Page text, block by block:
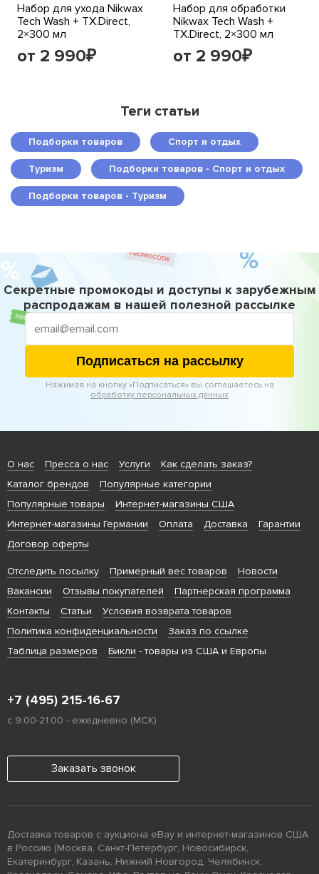
Набор для ухода Nikwax
Tech Wash + TX.Direct,
2×300 мл
от 2 990₽
Набор для обработки
Nikwax Tech Wash +
TX.Direct, 2×300 мл
от 2 990₽
Теги статьи
Подборки товаров Спорт и отдых
Туризм Подборки товаров - Спорт и отдых
Подборки товаров - Туризм
Секретные промокоды и доступы к зарубежным
распродажам в нашей полезной рассылке
Подписаться на рассылку
Нажимая на кнопку «Подписаться» вы соглашаетесь на
обработку персональных данных
О нас Пресса о нас Услуги
Как сделать заказ?
Каталог брендов
Популярные категории
Популярные товары
Интернет-магазины США
Интернет-магазины Германии
Оплата Доставка
Гарантии
Договор оферты
Отследить посылку Примерный вес товаров
Новости
Вакансии
Отзывы покупателей
Партнерская программа
Контакты
Статьи
Условия возврата товаров
Политика конфиденциальности
Заказ по ссылке
Таблица размеров
Бикли - товары из США и Европы
+7 (495) 215-16-67
с 9:00-21:00 - ежедневно (МСК)
Заказать звонок
Доставка товаров с аукциона eBay и интернет-магазинов США
в Россию (Москва, Санкт-Петербург, Новосибирск,
Екатеринбург, Казань, Нижний Новгород, Челябинск,